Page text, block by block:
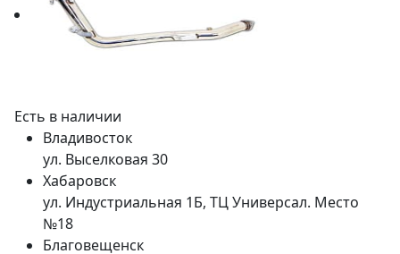
Есть в наличии
Владивосток
ул. Выселковая 30
Хабаровск
ул. Индустриальная 1Б, ТЦ Универсал. Место
№18
Благовещенск